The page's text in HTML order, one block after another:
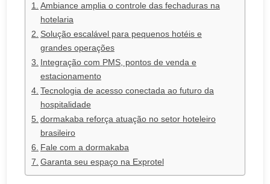
Ambiance amplia o controle das fechaduras na
hotelaria
Solução escalável para pequenos hotéis e
grandes operações
Integração com PMS, pontos de venda e
estacionamento
Tecnologia de acesso conectada ao futuro da
hospitalidade
dormakaba reforça atuação no setor hoteleiro
brasileiro
Fale com a dormakaba
Garanta seu espaço na Exprotel